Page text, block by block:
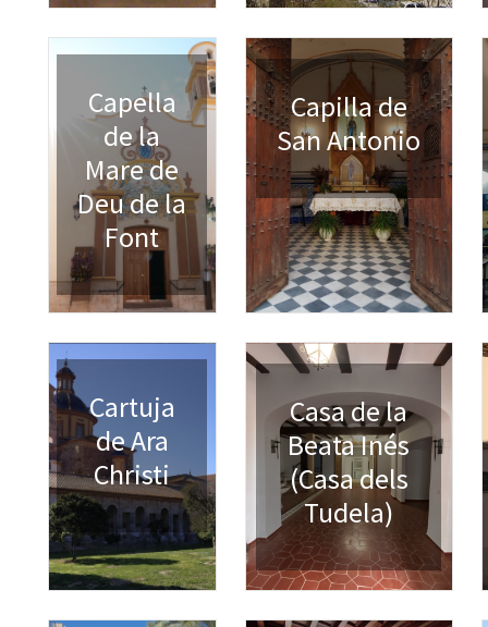
Capella
de la
Mare de
Deu de la
Font
Capilla de
San Antonio
Cartuja
de Ara
Christi
Casa de la
Beata Inés
(Casa dels
Tudela)